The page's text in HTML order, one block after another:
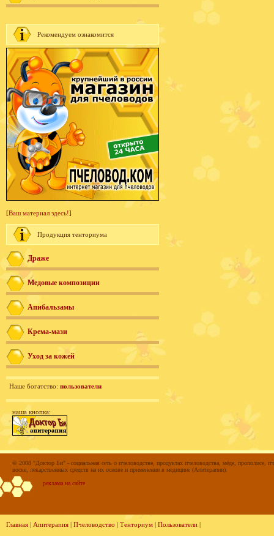
Рекомендуем ознакомится
[Ваш материал здесь!]
Продукция тенториума
Драже
Медовые композиции
Апибальзамы
Крема-мази
Уход за кожей
Наше богатство: пользователи
наша кнопка:
© 2008 "Доктор Би" - социальная сеть о пчеловодстве, продуктах пчеловодства, мёде, прополисе,
воске, лекарственных средств на их основе и применении в медицине (Апитерапии).
реклама на сайте
Главная | Апитерапия | Пчеловодство | Тенториум | Пользователи |